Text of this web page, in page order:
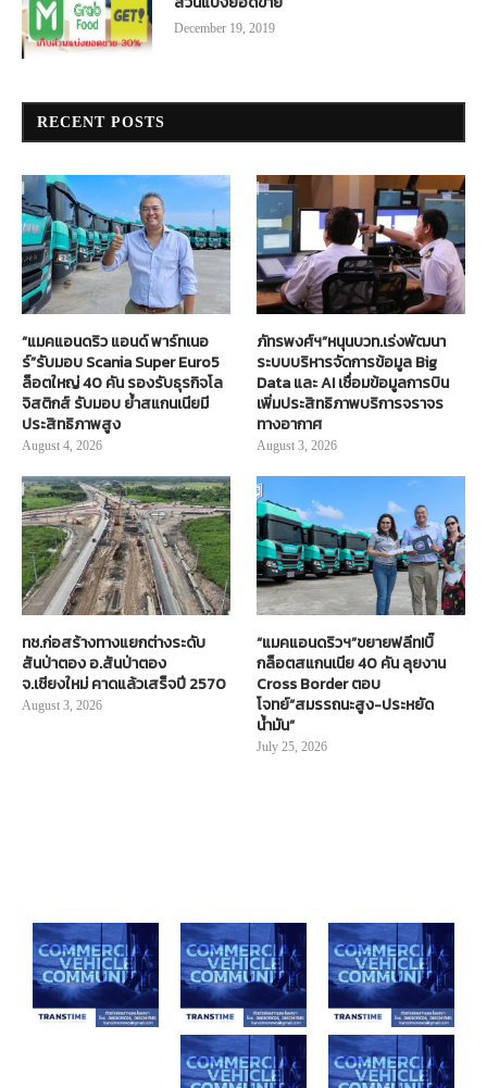
December 19, 2019
RECENT POSTS
“แมคแอนดริว แอนด์ พาร์ทเนอ
ร์”รับมอบ Scania Super Euro5
ล็อตใหญ่ 40 คัน รองรับธุรกิจโล
จิสติกส์ รับมอบ ย้ำสแกนเนียมี
ประสิทธิภาพสูง
August 4, 2026
ภัทรพงศ์ฯ”หนุนบวท.เร่งพัฒนา
ระบบบริหารจัดการข้อมูล Big
Data และ AI เชื่อมข้อมูลการบิน
เพิ่มประสิทธิภาพบริการจราจร
ทางอากาศ
August 3, 2026
ทช.ก่อสร้างทางแยกต่างระดับ
สันป่าตอง อ.สันป่าตอง
จ.เชียงใหม่ คาดแล้วเสร็จปี 2570
August 3, 2026
“แมคแอนดริวฯ”ขยายฟลีท!บิ๊
กล็อตสแกนเนีย 40 คัน ลุยงาน
Cross Border ตอบ
โจทย์“สมรรถนะสูง-ประหยัด
น้ำมัน”
July 25, 2026